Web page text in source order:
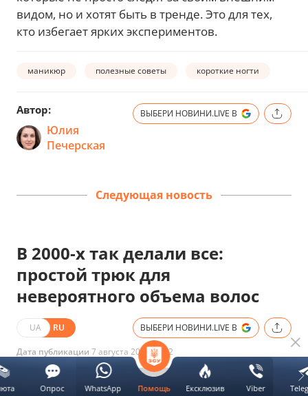
видом, но и хотят быть в тренде. Это для тех,
кто избегает ярких экспериментов.
маникюр полезные советы короткие ногти
Автор:
Юлия
Печерская
ВЫБЕРИ НОВИНИ.LIVE В
Следующая новость
В 2000-х так делали все:
простой трюк для
невероятного объема волос
UA RU ВЫБЕРИ НОВИНИ.LIVE В
Дата публикации 7 августа 2026 16:02
Помощь Ексклюзив Viber
Опрос WhatsApp